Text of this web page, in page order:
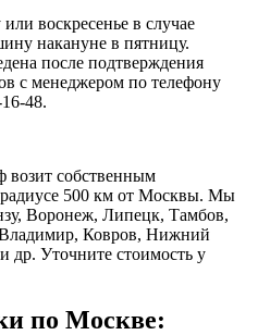
воскресенье в случае
накануне в пятницу.
после подтверждения
с менеджером по телефону
48.
возит собственным
радиусе 500 км от Москвы. Мы
Воронеж, Липецк, Тамбов,
Владимир, Ковров, Нижний
др. Уточните стоимость у
по Москве: